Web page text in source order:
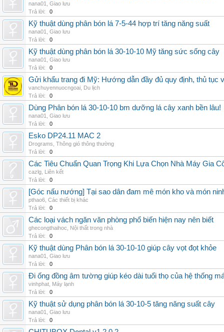
nana01
Giao lưu
Trả lời:
0
Kỹ thuật dùng phân bón lá 7-5-44 hợp trí tăng năng suất
nana01
Giao lưu
Trả lời:
0
Kỹ thuật dùng phân bón lá 30-10-10 Mỹ tăng sức sống cây
nana01
Giao lưu
Trả lời:
0
Gửi khẩu trang đi Mỹ: Hướng dẫn đầy đủ quy định, thủ tục
vanchuyennuocngoai Du lịch
Trả lời:
0
Dùng Phân bón lá 30-10-10 bm dưỡng lá cây xanh bền lâu!
nana01
Giao lưu
Trả lời:
0
Esko DP24.11 MAC 2
Drograms Thông gió thông thường
Trả lời:
0
Các Tiêu Chuẩn Quan Trọng Khi Lựa Chọn Nhà Máy Gia
cazlg Liên kết
Trả lời:
0
[Góc nấu nướng] Tại sao dân đam mê món kho và món
pthao6 Các thiết bị khác
Trả lời:
0
Các loại vách ngăn văn phòng phổ biến hiện nay nên biết
ghecongthaihoc
Nội thất trong nhà
Trả lời:
0
Kỹ thuật dùng Phân bón lá 30-10-10 giúp cây vọt đọt khỏe
nana01
Giao lưu
Trả lời:
0
Đi ống đồng âm tường giúp kéo dài tuổi thọ của hệ thống
vinhphat Máy lạnh
Trả lời:
0
Kỹ thuật sử dụng phân bón lá 30-10-5 tăng năng suất cây
nana01
Giao lưu
Trả lời:
0